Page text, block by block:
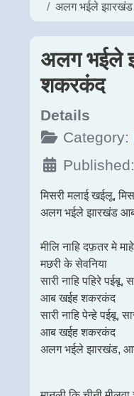
अलग भईले
अलग भईले
शकरकंद
Details
Category:
मिसरी मलाई खईलू,
अलग भईले झारखंड
मीलि नाहि दफ़तर मे
मछरी के सेवनिया
सारी नाहि पहिरे पईबू,
आब खईह शकरकंद
सारी नाहि पेन्हे पईबू,
आब खईह शकरकंद
अलग भईले झारखंड,